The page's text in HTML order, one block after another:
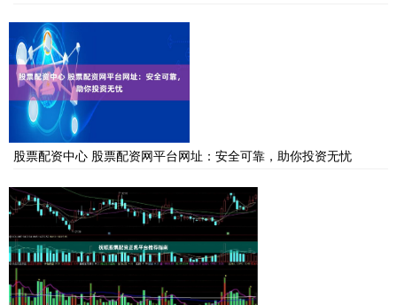
股票配资中心 股票配资网平台网址：安全可靠，助你投资无忧